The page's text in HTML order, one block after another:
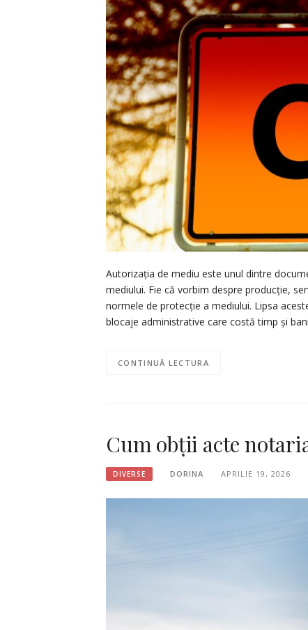
Autorizația de mediu este unul dintre
mediului. Fie că vorbim despre producție,
normele de protecție a mediului. Lipsa
blocaje administrative care costă timp și
CONTINUĂ LECTURA
Cum obții acte
DIVERSE DORINA APRILIE 19, 2026